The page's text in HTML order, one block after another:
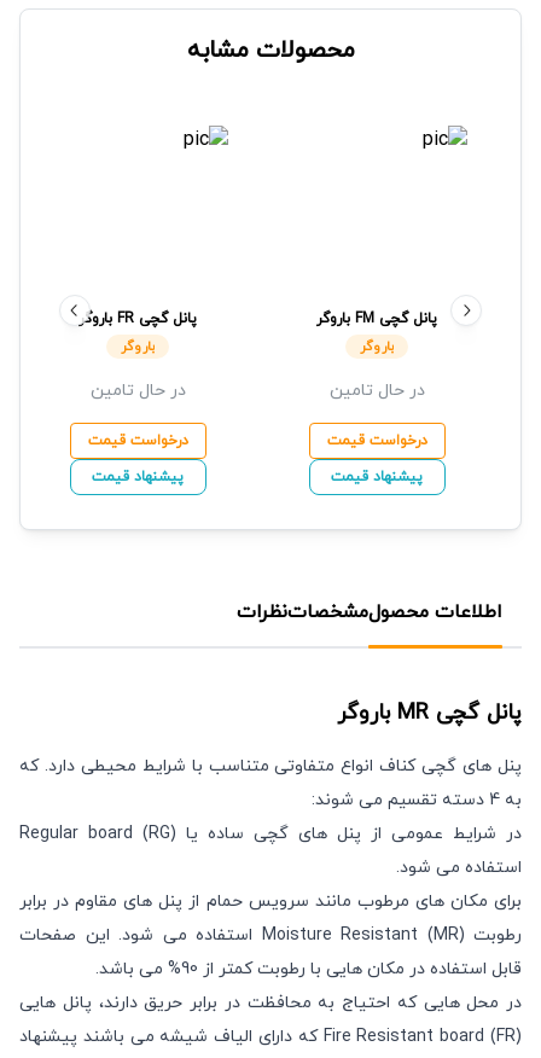
محصولات مشابه
پانل گچی FM باروگر
باروگر
در حال تامین
درخواست قیمت
پیشنهاد قیمت
پانل گچی FR باروگر
باروگر
در حال تامین
درخواست قیمت
پیشنهاد قیمت
اطلاعات محصولمشخصاتنظرات
پانل گچی MR باروگر
پنل های گچی کناف انواع متفاوتی متناسب با شرایط محیطی دارد. که
به 4 دسته تقسیم می شوند:
در شرایط عمومی از پنل های گچی ساده یا Regular board (RG)
استفاده می شود.
برای مکان های مرطوب مانند سرویس حمام از پنل های مقاوم در برابر
رطوبت Moisture Resistant (MR) استفاده می شود. این صفحات
قابل استفاده در مکان هایی با رطوبت کمتر از 90% می باشد.
در محل هایی که احتیاج به محافظت در برابر حریق دارند، پانل هایی
Fire Resistant board (FR) که دارای الیاف شیشه می باشند پیشنهاد